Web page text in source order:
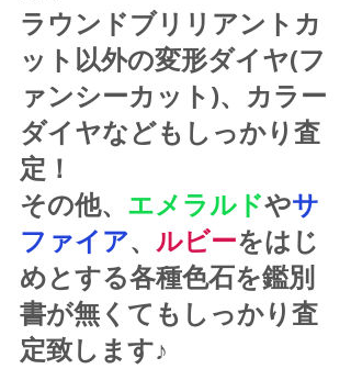
ラウンドブリリアントカ
ット以外の変形ダイヤ(フ
ァンシーカット)、カラー
ダイヤなどもしっかり査
定！
その他、 エメラルドやサ
ファイア、 ルビーをはじ
めとする各種色石を鑑別
書が無くてもしっかり査
定致します♪